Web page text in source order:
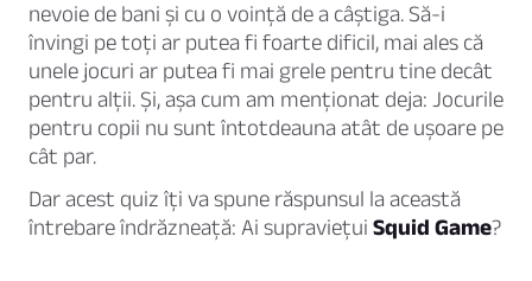
nevoie de bani și cu o voință de a câștiga. Să-i
învingi pe toți ar putea fi foarte dificil, mai ales că
unele jocuri ar putea fi mai grele pentru tine decât
pentru alții. Și, așa cum am menționat deja: Jocurile
pentru copii nu sunt întotdeauna atât de ușoare pe
cât par.
Dar acest quiz îți va spune răspunsul la această
întrebare îndrăzneață: Ai supraviețui Squid Game?